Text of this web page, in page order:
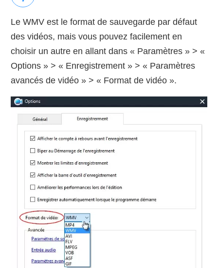
Le WMV est le format de sauvegarde par défaut
des vidéos, mais vous pouvez facilement en
choisir un autre en allant dans « Paramètres » > «
Options » > « Enregistrement » > « Paramètres
avancés de vidéo » > « Format de vidéo ».